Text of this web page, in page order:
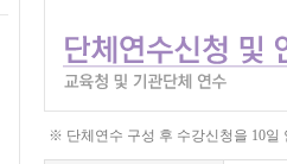
※ 단체연수 구성 후 수강신청을 10일